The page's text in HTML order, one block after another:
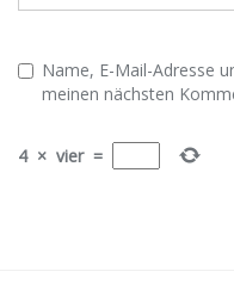
Name, E-Mail-Adresse
meinen nächsten
4 × vier =